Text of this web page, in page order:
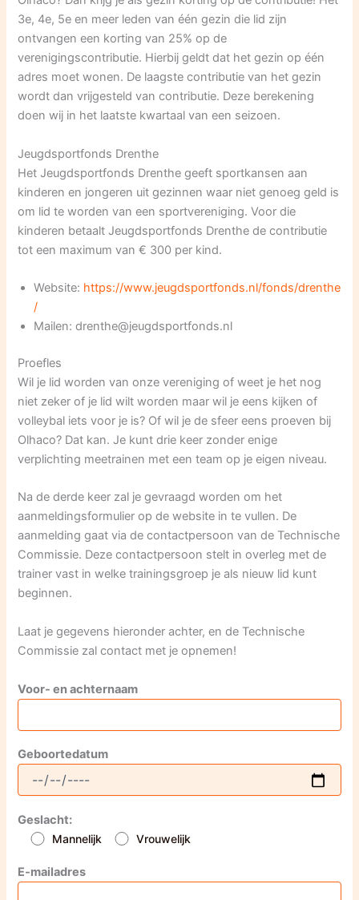
3e, 4e, 5e en meer leden van één gezin die lid zijn
ontvangen een korting van 25% op de
verenigingscontributie. Hierbij geldt dat het gezin op één
adres moet wonen. De laagste contributie van het gezin
wordt dan vrijgesteld van contributie. Deze berekening
doen wij in het laatste kwartaal van een seizoen.
Jeugdsportfonds Drenthe
Het Jeugdsportfonds Drenthe geeft sportkansen aan
kinderen en jongeren uit gezinnen waar niet genoeg geld is
om lid te worden van een sportvereniging. Voor die
kinderen betaalt Jeugdsportfonds Drenthe de contributie
tot een maximum van € 300 per kind.
Website: https://www.jeugdsportfonds.nl/fonds/drenthe
/
Mailen: drenthe@jeugdsportfonds.nl
Proefles
Wil je lid worden van onze vereniging of weet je het nog
niet zeker of je lid wilt worden maar wil je eens kijken of
volleybal iets voor je is? Of wil je de sfeer eens proeven bij
Olhaco? Dat kan. Je kunt drie keer zonder enige
verplichting meetrainen met een team op je eigen niveau.
Na de derde keer zal je gevraagd worden om het
aanmeldingsformulier op de website in te vullen. De
aanmelding gaat via de contactpersoon van de Technische
Commissie. Deze contactpersoon stelt in overleg met de
trainer vast in welke trainingsgroep je als nieuw lid kunt
beginnen.
Laat je gegevens hieronder achter, en de Technische
Commissie zal contact met je opnemen!
Voor- en achternaam
Geboortedatum
Geslacht:
Mannelijk Vrouwelijk
E-mailadres